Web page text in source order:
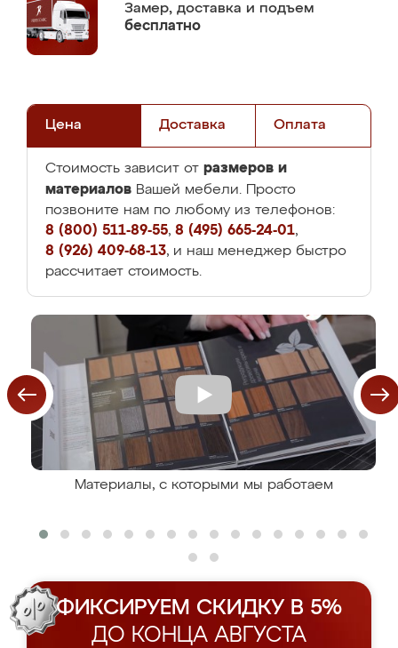
Замер, доставка и подъем
бесплатно
Цена Доставка Оплата
Стоимость зависит от размеров и
материалов Вашей мебели. Просто
позвоните нам по любому из телефонов:
8 (800) 511-89-55, 8 (495) 665-24-01,
8 (926) 409-68-13, и наш менеджер быстро
рассчитает стоимость.
Материалы, с которыми мы работаем
ФИКСИРУЕМ СКИДКУ В 5%
ДО КОНЦА АВГУСТА